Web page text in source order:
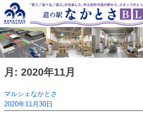
Skip
to
content
月: 2020年11月
マルシェなかとさ
2020年11月30日